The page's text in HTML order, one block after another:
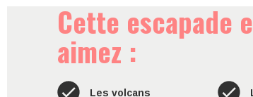
Cette escapade
aimez :
Les volcans